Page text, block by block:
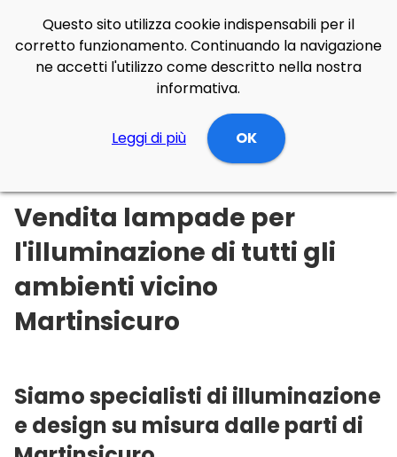
Illuminazione Online Abruzzo
Teramo
Vendita lampade per
l'illuminazione di tutti gli
ambienti vicino
Martinsicuro
Siamo specialisti di illuminazione
e design su misura dalle parti di
Questo sito utilizza cookie indispensabili per il
corretto funzionamento. Continuando la navigazione
ne accetti l'utilizzo come descritto nella nostra
informativa.
Leggi di più OK